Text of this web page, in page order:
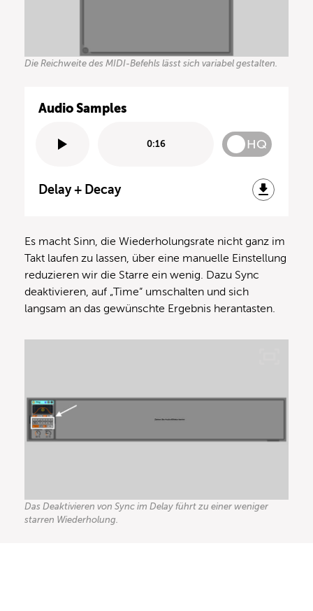
Die Reichweite des MIDI-Befehls lässt sich variabel gestalten.
Audio Samples
0:16 HQ
Delay + Decay
Es macht Sinn, die Wiederholungsrate nicht ganz im
Takt laufen zu lassen, über eine manuelle Einstellung
reduzieren wir die Starre ein wenig. Dazu Sync
deaktivieren, auf „Time“ umschalten und sich
langsam an das gewünschte Ergebnis herantasten.
Das Deaktivieren von Sync im Delay führt zu einer weniger
starren Wiederholung.